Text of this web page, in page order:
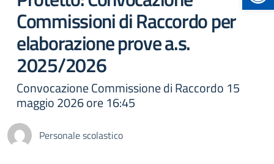
Commissioni di Raccordo per
elaborazione prove a.s.
2025/2026
Convocazione Commissione di Raccordo 15
maggio 2026 ore 16:45
Personale scolastico